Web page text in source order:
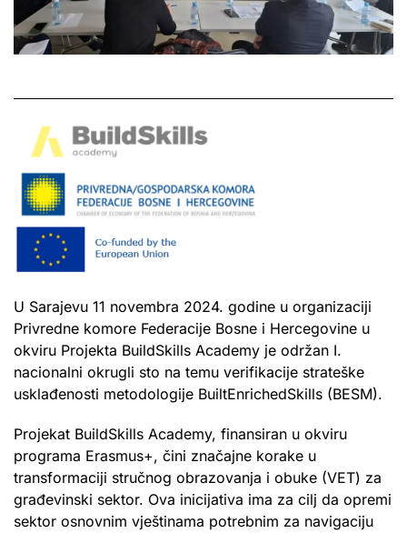
U Sarajevu 11 novembra 2024. godine u organizaciji
Privredne komore Federacije Bosne i Hercegovine u
okviru Projekta BuildSkills Academy je održan I.
nacionalni okrugli sto na temu verifikacije strateške
usklađenosti metodologije BuiltEnrichedSkills (BESM).
Projekat BuildSkills Academy, finansiran u okviru
programa Erasmus+, čini značajne korake u
transformaciji stručnog obrazovanja i obuke (VET) za
građevinski sektor. Ova inicijativa ima za cilj da opremi
sektor osnovnim vještinama potrebnim za navigaciju